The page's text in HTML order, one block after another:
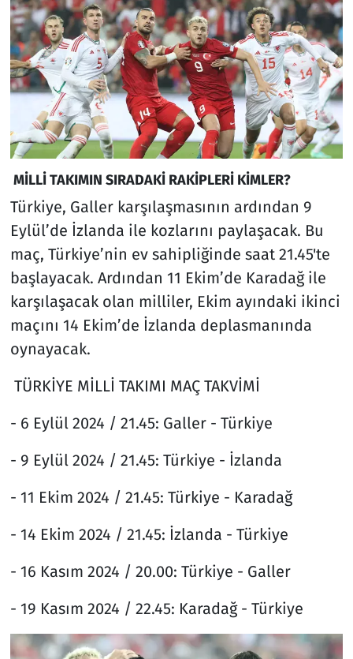
MİLLİ TAKIMIN SIRADAKİ RAKİPLERİ KİMLER?
Türkiye, Galler karşılaşmasının ardından 9
Eylül’de İzlanda ile kozlarını paylaşacak. Bu
maç, Türkiye’nin ev sahipliğinde saat 21.45'te
başlayacak. Ardından 11 Ekim’de Karadağ ile
karşılaşacak olan milliler, Ekim ayındaki ikinci
maçını 14 Ekim’de İzlanda deplasmanında
oynayacak.
TÜRKİYE MİLLİ TAKIMI MAÇ TAKVİMİ
- 6 Eylül 2024 / 21.45: Galler - Türkiye
- 9 Eylül 2024 / 21.45: Türkiye - İzlanda
- 11 Ekim 2024 / 21.45: Türkiye - Karadağ
- 14 Ekim 2024 / 21.45: İzlanda - Türkiye
- 16 Kasım 2024 / 20.00: Türkiye - Galler
- 19 Kasım 2024 / 22.45: Karadağ - Türkiye